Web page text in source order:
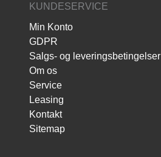
KUNDESERVICE
Min Konto
GDPR
Salgs- og leveringsbetingelser
Om os
Service
Leasing
Kontakt
Sitemap